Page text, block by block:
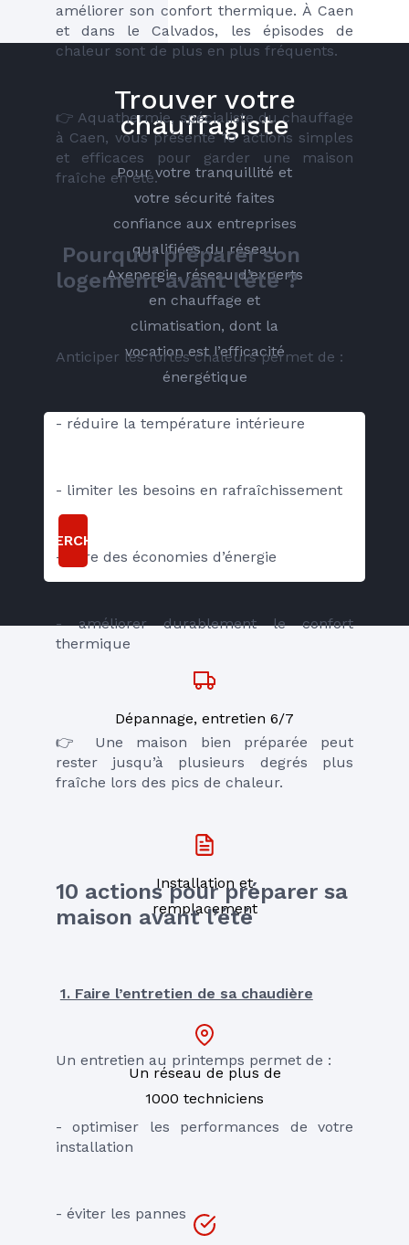
améliorer son confort thermique. À Caen
et dans le Calvados, les épisodes de
chaleur sont de plus en plus fréquents.
👉 Aquathermie, spécialiste du chauffage
à Caen, vous présente 10 actions simples
et efficaces pour garder une maison
fraîche en été.
Pourquoi préparer son
logement avant l’été ?
Anticiper les fortes chaleurs permet de :
- réduire la température intérieure
- limiter les besoins en rafraîchissement
- faire des économies d’énergie
- améliorer durablement le confort
thermique
👉 Une maison bien préparée peut
rester jusqu’à plusieurs degrés plus
fraîche lors des pics de chaleur.
10 actions pour préparer sa
maison avant l’été
1. Faire l’entretien de sa chaudière
Un entretien au printemps permet de :
- optimiser les performances de votre
installation
- éviter les pannes
Trouver votre
chauffagiste
Pour votre tranquillité et
votre sécurité faites
confiance aux entreprises
qualifiées du réseau
Axenergie, réseau d’experts
en chauffage et
climatisation, dont la
vocation est l’efficacité
énergétique
RECHERCHER
Dépannage, entretien 6/7
Installation et
remplacement
Un réseau de plus de
1000 techniciens